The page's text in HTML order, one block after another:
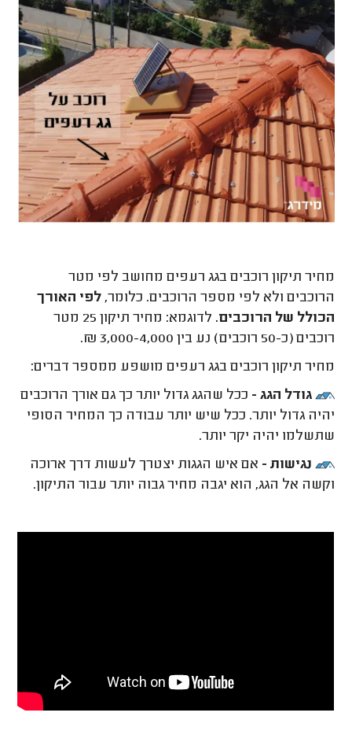
מחיר תיקון רוכבים בגג רעפים מחושב לפי מטר
הרוכבים ולא לפי מספר הרוכבים. כלומר, לפי האורך
הכולל של הרוכבים.
לדוגמא: מחיר תיקון 25 מטר
רוכבים (כ-50 רוכבים) נע בין 3,000-4,000 ₪.
מחיר תיקון רוכבים בגג רעפים מושפע ממספר דברים:
גודל הגג - ככל שהגג גדול יותר כך גם אורך הרוכבים
יהיה גדול יותר. ככל שיש יותר עבודה כך המחיר הסופי
שתשלמו יהיה יקר יותר.
נגישות - אם איש הגגות יצטרך לעשות דרך ארוכה
וקשה אל הגג, הוא יגבה מחיר גבוה יותר עבור התיקון.